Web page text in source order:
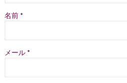
名前 *
メール *